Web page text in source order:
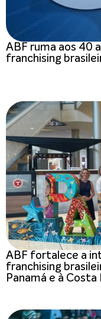
ABF ruma aos 40
franchising
ABF fortalece a
franchising
Panamá e à Costa